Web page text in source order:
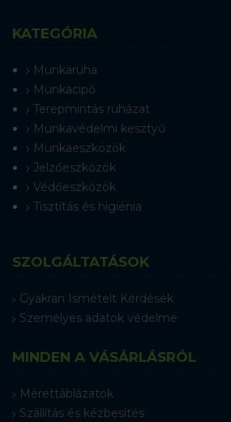
KATEGÓRIA
Munkaruha
Munkacipő
Terepmintás ruházat
Munkavédelmi kesztyű
Munkaeszközök
Jelzőeszközök
Védőeszközök
Tisztítás és higiénia
SZOLGÁLTATÁSOK
Gyakran Ismételt Kérdések
Személyes adatok védelme
MINDEN A VÁSÁRLÁSRÓL
Mérettáblázatok
Szállítás és kézbesítés